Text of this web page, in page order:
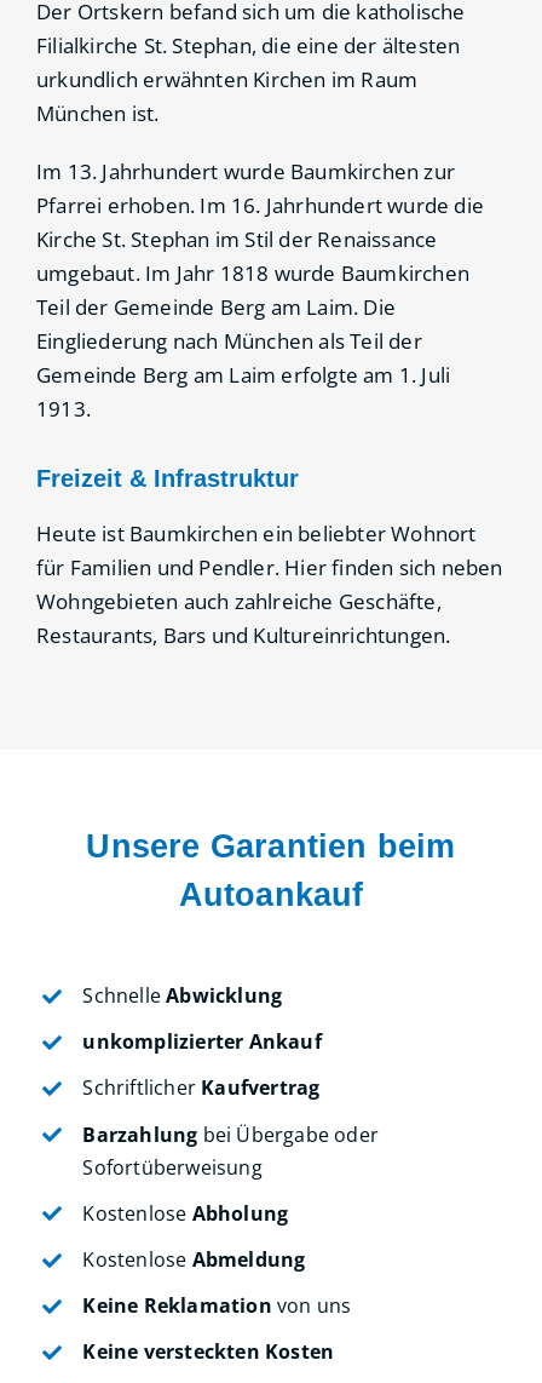
Der Ortskern befand sich um die katholische
Filialkirche St. Stephan, die eine der ältesten
urkundlich erwähnten Kirchen im Raum
München ist.
Im 13. Jahrhundert wurde Baumkirchen zur
Pfarrei erhoben. Im 16. Jahrhundert wurde die
Kirche St. Stephan im Stil der Renaissance
umgebaut. Im Jahr 1818 wurde Baumkirchen
Teil der Gemeinde Berg am Laim. Die
Eingliederung nach München als Teil der
Gemeinde Berg am Laim erfolgte am 1. Juli
1913.
Freizeit & Infrastruktur
Heute ist Baumkirchen ein beliebter Wohnort
für Familien und Pendler. Hier finden sich neben
Wohngebieten auch zahlreiche Geschäfte,
Restaurants, Bars und Kultureinrichtungen.
Unsere Garantien beim
Autoankauf
SchnelleAbwicklung
unkomplizierter Ankauf
Schriftlicher Kaufvertrag
Barzahlung bei Übergabe oder
Sofortüberweisung
Kostenlose Abholung
Kostenlose Abmeldung
Keine Reklamation von uns
Keine versteckten Kosten